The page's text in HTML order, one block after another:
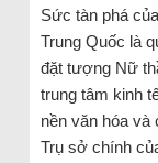
Sức tàn phá
Trung Quốc là
đặt tượng Nữ
trung tâm kinh
nền văn hóa và
Trụ sở chính